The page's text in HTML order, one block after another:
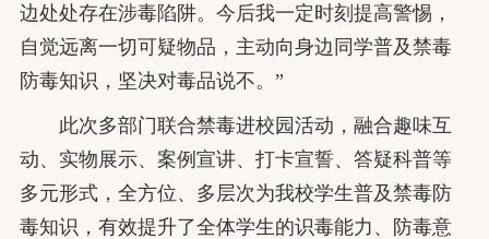
边处处存在涉毒陷阱。今后我一定时刻提高警惕，
自觉远离一切可疑物品，主动向身边同学普及禁毒
防毒知识，坚决对毒品说不。”
此次多部门联合禁毒进校园活动，融合趣味互
动、实物展示、案例宣讲、打卡宣誓、答疑科普等
多元形式，全方位、多层次为我校学生普及禁毒防
毒知识，有效提升了全体学生的识毒能力、防毒意